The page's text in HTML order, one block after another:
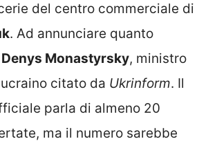
del centro commerciale di
. Ad annunciare quanto
Denys Monastyrsky, ministro
citato da Ukrinform. Il
parla di almeno 20
ma il numero sarebbe